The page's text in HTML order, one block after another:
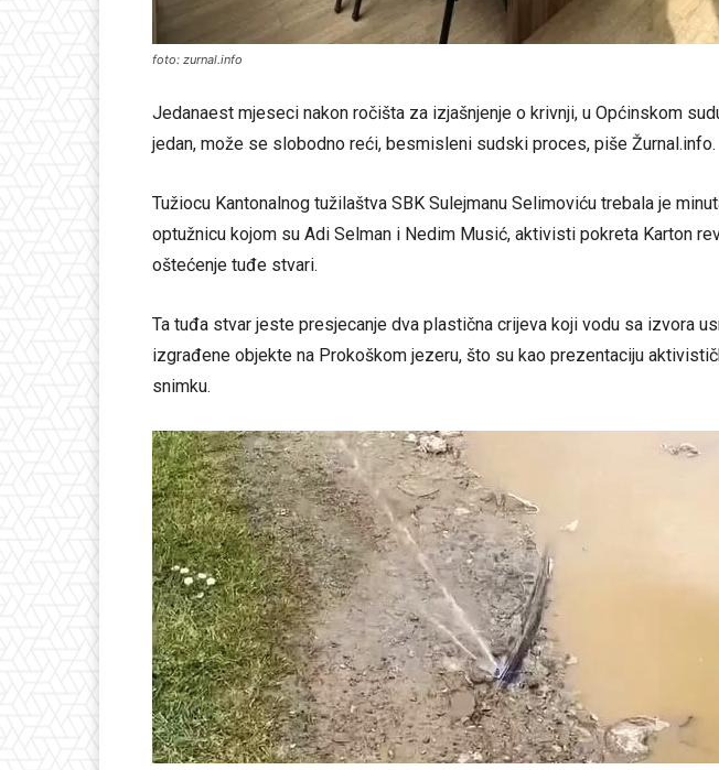
foto: zurnal.info
Jedanaest mjeseci nakon ročišta za izjašnjenje o krivnji, u Općinskom
jedan, može se slobodno reći, besmisleni sudski proces, piše Žurnal.info.
Tužiocu Kantonalnog tužilaštva SBK Sulejmanu Selimoviću trebala je
optužnicu kojom su Adi Selman i Nedim Musić, aktivisti pokreta Karton
oštećenje tuđe stvari.
Ta tuđa stvar jeste presjecanje dva plastična crijeva koji vodu sa izvora
izgrađene objekte na Prokoškom jezeru, što su kao prezentaciju
snimku.